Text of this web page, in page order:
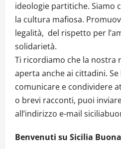
ideologie partitiche. Siamo
la cultura mafiosa.
legalità, del rispetto per
solidarietà.
Ti ricordiamo che la nostra
aperta anche ai cittadini.
comunicare e condividere
o brevi racconti, puoi
all’indirizzo e-mail
Benvenuti su Sicilia Buona